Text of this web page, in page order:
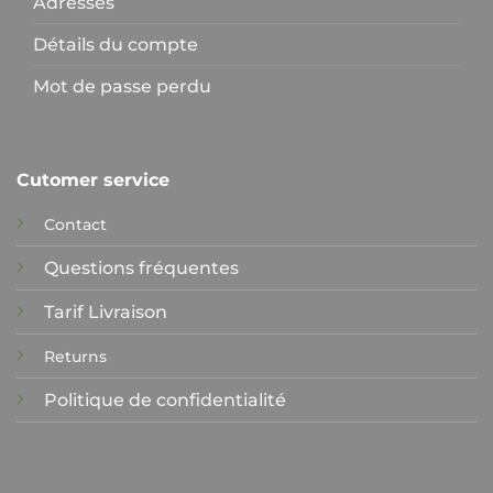
Détails du compte
Mot de passe perdu
Cutomer service
Contact
Questions fréquentes
Tarif Livraison
Returns
Politique de confidentialité